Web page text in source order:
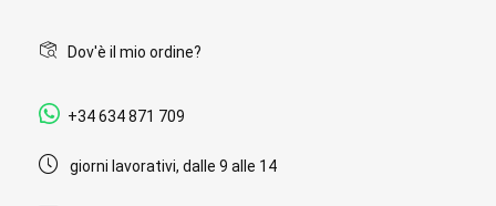
Dov'è il mio ordine?
+34 634 871 709
giorni lavorativi, dalle 9 alle 14